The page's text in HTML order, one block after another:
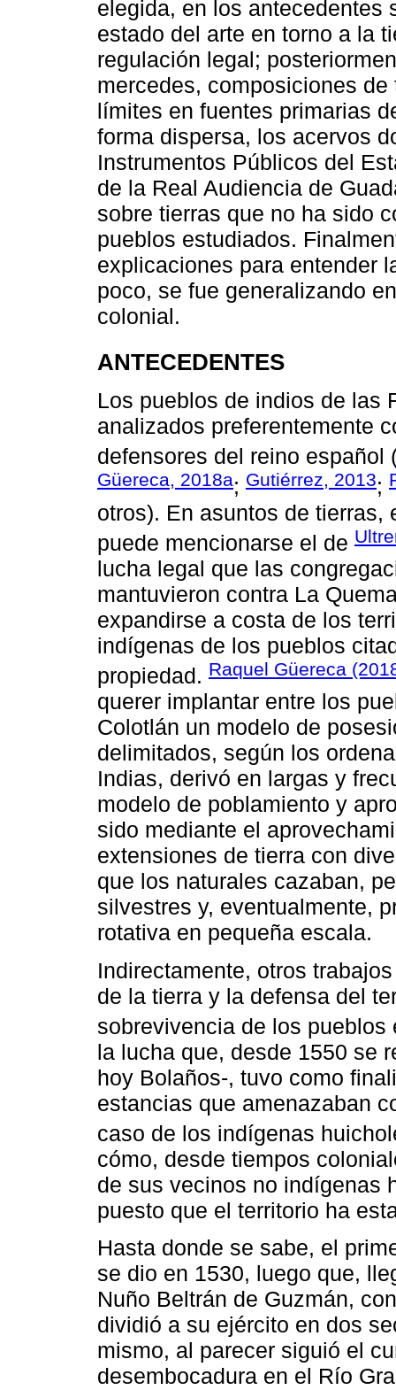
elegida, en los antecedentes
estado del arte en torno a la
regulación legal;
mercedes, composiciones
límites en fuentes primarias
forma dispersa, los acervos
Instrumentos Públicos del
de la Real Audiencia de
sobre tierras que no ha sido
pueblos estudiados.
explicaciones para entender
poco, se fue generalizando
colonial.
ANTECEDENTES
Los pueblos de indios de las
analizados preferentemente
defensores del reino español
Güereca, 2018a; Gutiérrez, 2013;
otros). En asuntos de
puede mencionarse el de
lucha legal que las
mantuvieron contra La
expandirse a costa de los
indígenas de los pueblos
propiedad. Raquel Güereca
querer implantar entre los
Colotlán un modelo de
delimitados, según los
Indias, derivó en largas y
modelo de poblamiento y
sido mediante el
extensiones de tierra con
que los naturales cazaban,
silvestres y, eventualmente,
rotativa en pequeña escala.
Indirectamente, otros
de la tierra y la defensa del
sobrevivencia de los
la lucha que, desde 1550 se
hoy Bolaños-, tuvo como
estancias que amenazaban
caso de los indígenas
cómo, desde tiempos
de sus vecinos no indígenas
puesto que el territorio ha
Hasta donde se sabe, el
se dio en 1530, luego que,
Nuño Beltrán de Guzmán,
dividió a su ejército en dos
mismo, al parecer siguió el
desembocadura en el Río